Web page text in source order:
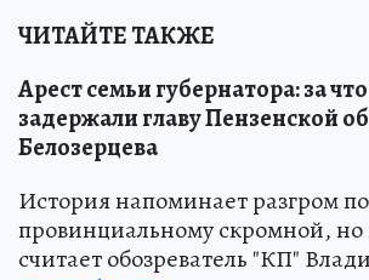
ЧИТАЙТЕ ТАКЖЕ
Арест семьи губернатора: за
задержали главу Пензенской
Белозерцева
История напоминает разгром
провинциальному скромной,
считает обозреватель "КП"